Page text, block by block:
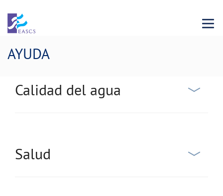
Menu
AYUDA
Calidad del agua
Salud